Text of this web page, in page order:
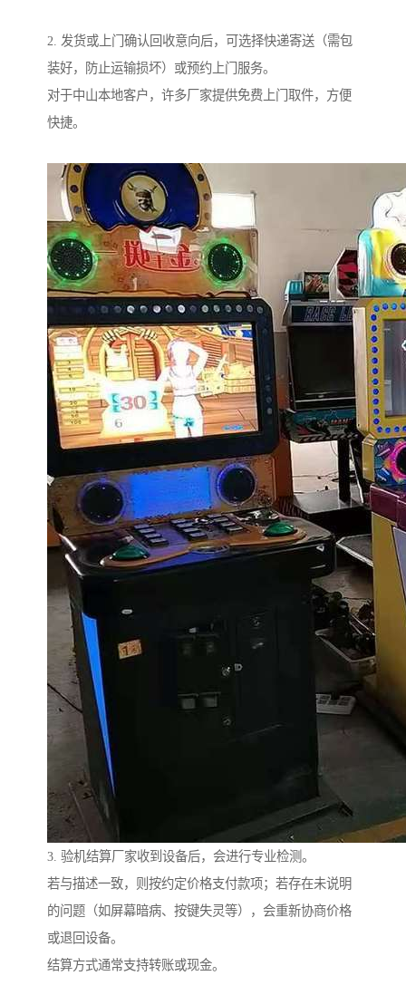
2. 发货或上门确认回收意向后，可选择快递寄送（需包
装好，防止运输损坏）或预约上门服务。
对于中山本地客户，许多厂家提供免费上门取件，方便
快捷。
3. 验机结算厂家收到设备后，会进行专业检测。
若与描述一致，则按约定价格支付款项；若存在未说明
的问题（如屏幕暗病、按键失灵等），会重新协商价格
或退回设备。
结算方式通常支持转账或现金。